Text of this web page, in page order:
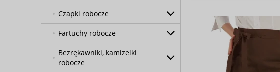
Czapki robocze
Fartuchy robocze
Bezrękawniki, kamizelki
robocze